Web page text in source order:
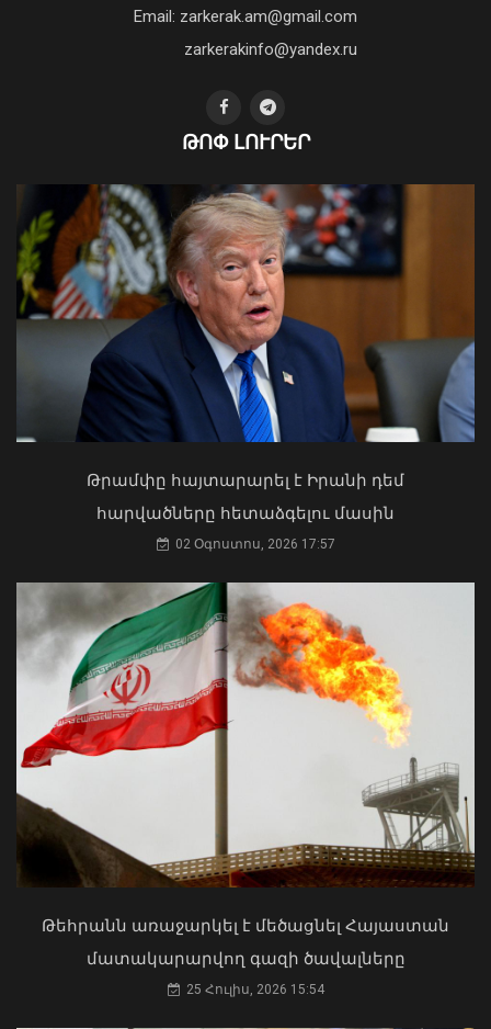
Խոշոր հրդեհ է բռնկվել Երևանի
Սիլիկյան թաղամասի
հարևանությամբ գտնվող
06 Օգոստոս, 2026 22:33
Վթար Լոռու մարզում․ փրկարարները
վարորդին դուրս են բերել
արգելափակումից
բանականության գործարան
Ի՞նչ ուղերձ էր ոտքի չկանգնելը.
Աղաջանյանը` ընդդիմությանը
Մկրտության արարողությունից հետո
Արտաշատում 14 մարդ թունավորման
ախտանիշներով դիմել է ԲԿ. ՀՎԿԱԿ
02 Օգոստոս, 2026 15:06
Email: zarkerak.am@gmail.com
zarkerakinfo@yandex.ru
ԹՈՓ ԼՈՒՐԵՐ
Թրամփը հայտարարել է Իրանի դեմ
հարվածները հետաձգելու մասին
02 Օգոստոս, 2026 17:57
Թեհրանն առաջարկել է մեծացնել Հայաստան
մատակարարվող գազի ծավալները
25 Հուլիս, 2026 15:54